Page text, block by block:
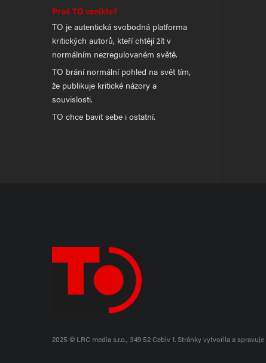
Proč TO vzniklo?
TO je autentická svobodná platforma
kritických autorů, kteří chtějí žít v
normálním nezregulovaném světě.
TO brání normální pohled na svět tím,
že publikuje kritické názory a
souvislosti.
TO chce bavit sebe i ostatní.
2025 © LRC media s.r.o., 349 52 Cebiv 1.Stránky vytvořila a spravuje